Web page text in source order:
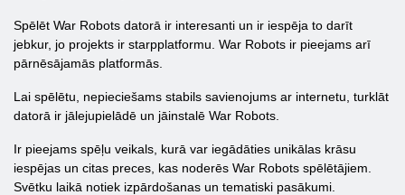
Spēlēt War Robots datorā ir interesanti un ir iespēja to darīt
jebkur, jo projekts ir starpplatformu. War Robots ir pieejams arī
pārnēsājamās platformās.
Lai spēlētu, nepieciešams stabils savienojums ar internetu, turklāt
datorā ir jālejupielādē un jāinstalē War Robots.
Ir pieejams spēļu veikals, kurā var iegādāties unikālas krāsu
iespējas un citas preces, kas noderēs War Robots spēlētājiem.
Svētku laikā notiek izpārdošanas un tematiski pasākumi.